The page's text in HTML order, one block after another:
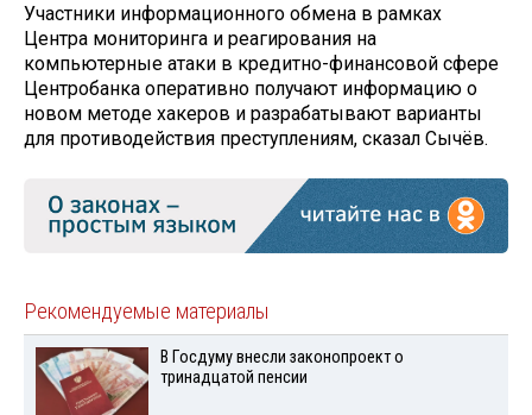
Участники информационного обмена в рамках
Центра мониторинга и реагирования на
компьютерные атаки в кредитно-финансовой сфере
Центробанка оперативно получают информацию о
новом методе хакеров и разрабатывают варианты
для противодействия преступлениям, сказал Сычёв.
Рекомендуемые материалы
В Госдуму внесли законопроект о
тринадцатой пенсии